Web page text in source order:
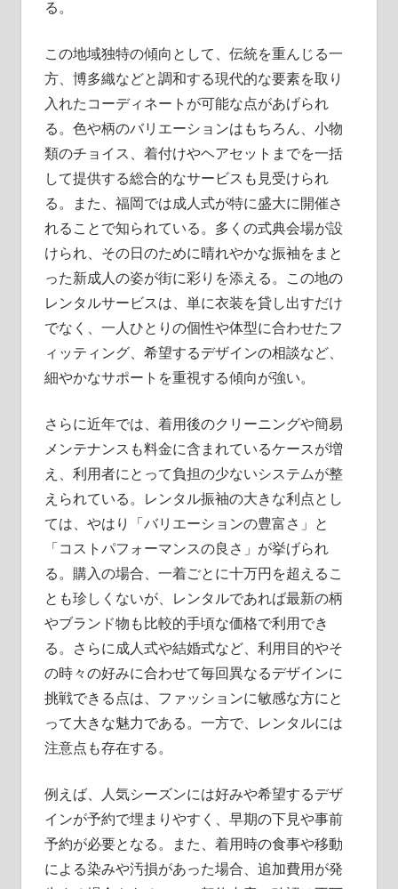
る。
この地域独特の傾向として、伝統を重んじる一
方、博多織などと調和する現代的な要素を取り
入れたコーディネートが可能な点があげられ
る。色や柄のバリエーションはもちろん、小物
類のチョイス、着付けやヘアセットまでを一括
して提供する総合的なサービスも見受けられ
る。また、福岡では成人式が特に盛大に開催さ
れることで知られている。多くの式典会場が設
けられ、その日のために晴れやかな振袖をまと
った新成人の姿が街に彩りを添える。この地の
レンタルサービスは、単に衣装を貸し出すだけ
でなく、一人ひとりの個性や体型に合わせたフ
ィッティング、希望するデザインの相談など、
細やかなサポートを重視する傾向が強い。
さらに近年では、着用後のクリーニングや簡易
メンテナンスも料金に含まれているケースが増
え、利用者にとって負担の少ないシステムが整
えられている。レンタル振袖の大きな利点とし
ては、やはり「バリエーションの豊富さ」と
「コストパフォーマンスの良さ」が挙げられ
る。購入の場合、一着ごとに十万円を超えるこ
とも珍しくないが、レンタルであれば最新の柄
やブランド物も比較的手頃な価格で利用でき
る。さらに成人式や結婚式など、利用目的やそ
の時々の好みに合わせて毎回異なるデザインに
挑戦できる点は、ファッションに敏感な方にと
って大きな魅力である。一方で、レンタルには
注意点も存在する。
例えば、人気シーズンには好みや希望するデザ
インが予約で埋まりやすく、早期の下見や事前
予約が必要となる。また、着用時の食事や移動
による染みや汚損があった場合、追加費用が発